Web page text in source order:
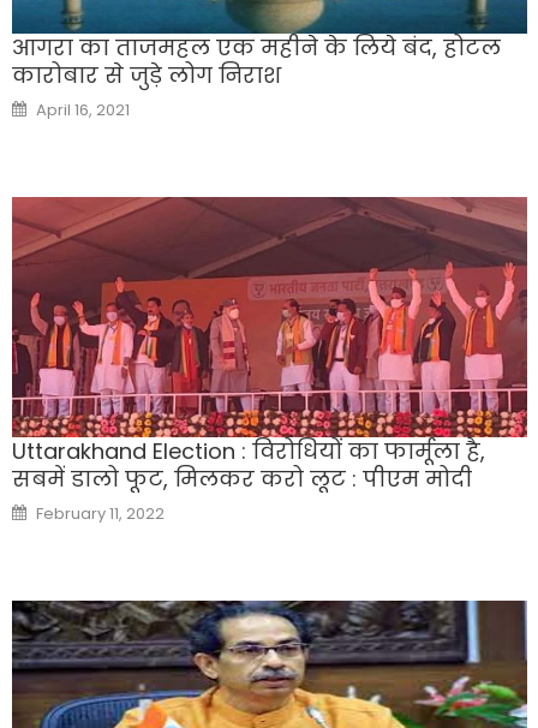
आगरा का ताजमहल एक महीने के लिये बंद, होटल
कारोबार से जुड़े लोग निराश
Posted
on
April 16, 2021
Uttarakhand Election : विरोधियों का फार्मूला है,
सबमें डालो फूट, मिलकर करो लूट : पीएम मोदी
Posted
on
February 11, 2022